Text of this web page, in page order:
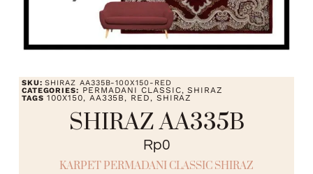
SKU:SHIRAZ AA335B-100X150-RED
CATEGORIES: PERMADANI CLASSIC,SHIRAZ
TAGS 100X150, AA335B, RED, SHIRAZ
SHIRAZ AA335B
Rp0
KARPET PERMADANI CLASSIC SHIRAZ